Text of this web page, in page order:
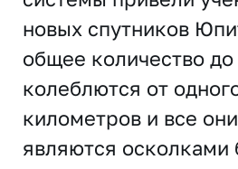
новых спутников
общее количество
колеблются от
километров и все
являются